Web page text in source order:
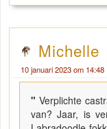
Michelle
10 januari 2023 om 14:48
"Verplichte
van? Jaar, is